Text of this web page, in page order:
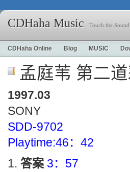
CDHaha Music Touch the
CDHaha Online Blog MUSIC
孟庭苇 第二
1997.03
SONY
SDD-9702
Playtime:46：42
答案 3：57